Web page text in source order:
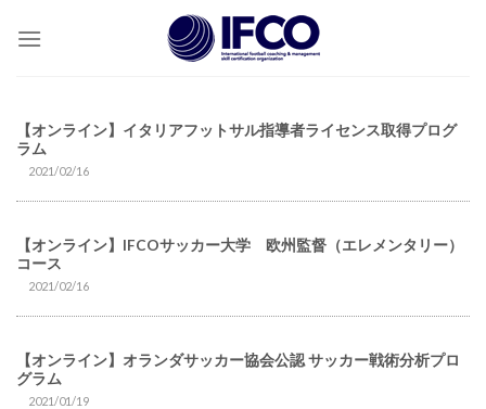
【オンライン】イタリアフットサル指導者ライセンス取得プログ
ラム
2021/02/16
【オンライン】IFCOサッカー大学 欧州監督（エレメンタリー）
コース
2021/02/16
【オンライン】オランダサッカー協会公認 サッカー戦術分析プロ
グラム
2021/01/19